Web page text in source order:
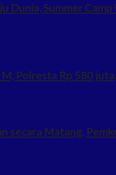
Dunia, Summer
Polresta Rp 580
secara Matang,